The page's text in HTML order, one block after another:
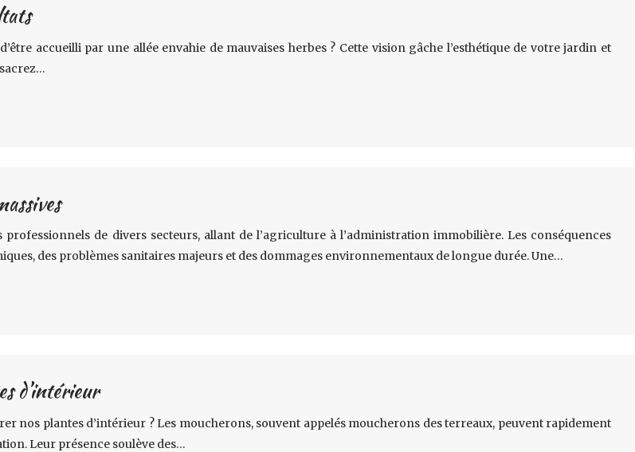
accueilli par une allée envahie de mauvaises herbes ? Cette vision gâche l’esthétique de votre jardin et
de divers secteurs, allant de l’agriculture à l’administration immobilière. Les conséquences
des problèmes sanitaires majeurs et des dommages environnementaux de longue durée. Une…
d’intérieur
nos plantes d’intérieur ? Les moucherons, souvent appelés moucherons des terreaux, peuvent rapidement
Leur présence soulève des…